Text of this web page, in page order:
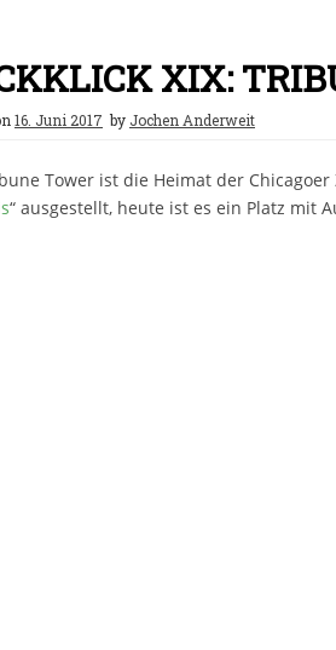
XIX:
16. Juni 2017 by Jochen Anderweit
Tower ist die Heimat der
“ ausgestellt, heute ist es ein Platz mit